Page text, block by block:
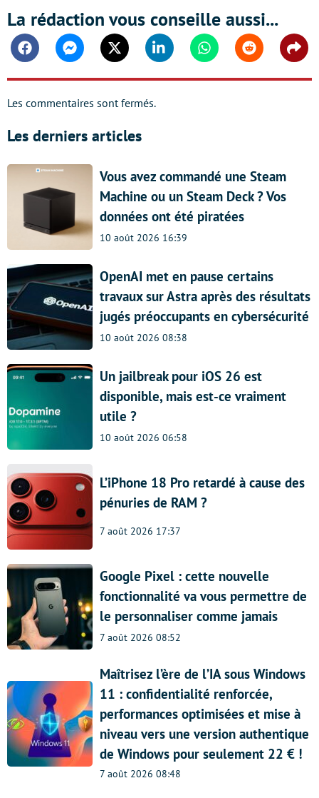
La rédaction vous conseille aussi...
FacebookMessengerTwitter Linkedin WhatsappReddit
Les commentaires sont fermés.
Les derniers articles
Vous avez commandé une Steam
Machine ou un Steam Deck ? Vos
données ont été piratées
10 août 2026 16:39
OpenAI met en pause certains
travaux sur Astra après des résultats
jugés préoccupants en cybersécurité
10 août 2026 08:38
Un jailbreak pour iOS 26 est
disponible, mais est-ce vraiment
utile ?
10 août 2026 06:58
L’iPhone 18 Pro retardé à cause des
pénuries de RAM ?
7 août 2026 17:37
Google Pixel : cette nouvelle
fonctionnalité va vous permettre de
le personnaliser comme jamais
7 août 2026 08:52
Maîtrisez l’ère de l’IA sous Windows
11 : confidentialité renforcée,
performances optimisées et mise à
niveau vers une version authentique
de Windows pour seulement 22 € !
7 août 2026 08:48